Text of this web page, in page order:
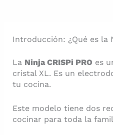
Introducción: ¿Qué es la
La Ninja CRISPi PRO es
cristal XL. Es un
tu cocina.
Este modelo tiene dos
cocinar para toda la